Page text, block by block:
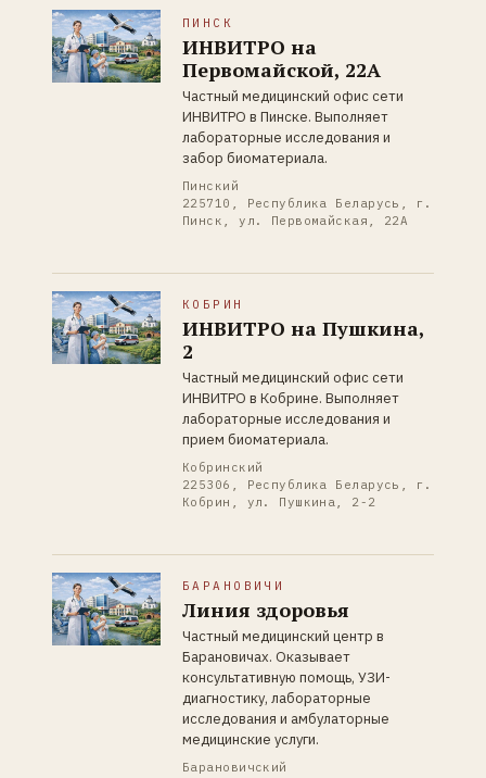
ПИНСК
ИНВИТРО на
Первомайской, 22А
Частный медицинский офис сети
ИНВИТРО в Пинске. Выполняет
лабораторные исследования и
забор биоматериала.
Пинский
225710, Республика Беларусь, г.
Пинск, ул. Первомайская, 22А
КОБРИН
ИНВИТРО на Пушкина,
2
Частный медицинский офис сети
ИНВИТРО в Кобрине. Выполняет
лабораторные исследования и
прием биоматериала.
Кобринский
225306, Республика Беларусь, г.
Кобрин, ул. Пушкина, 2-2
БАРАНОВИЧИ
Линия здоровья
Частный медицинский центр в
Барановичах. Оказывает
консультативную помощь, УЗИ-
диагностику, лабораторные
исследования и амбулаторные
медицинские услуги.
Барановичский